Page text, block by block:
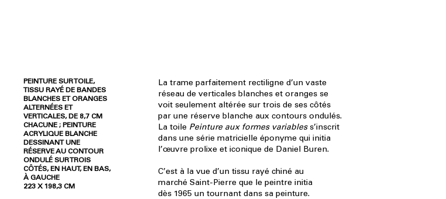
PEINTURE SUR TOILE,
TISSU RAYÉ DE BANDES
BLANCHES ET ORANGES
ALTERNÉES ET
VERTICALES, DE 8,7 CM
CHACUNE ; PEINTURE
ACRYLIQUE BLANCHE
DESSINANT UNE
RÉSERVE AU CONTOUR
ONDULÉ SUR TROIS
CÔTÉS, EN HAUT, EN BAS,
À GAUCHE
223 X 198,3 CM
La trame parfaitement rectiligne d’un vaste
réseau de verticales blanches et oranges se
voit seulement altérée sur trois de ses côtés
par une réserve blanche aux contours ondulés.
La toile Peinture aux formes variabless’inscrit
dans une série matricielle éponyme qui initia
l’œuvre prolixe et iconique de Daniel Buren.
C’est à la vue d’un tissu rayé chiné au
marché Saint-Pierre que le peintre initia
dès 1965 un tournant dans sa peinture.